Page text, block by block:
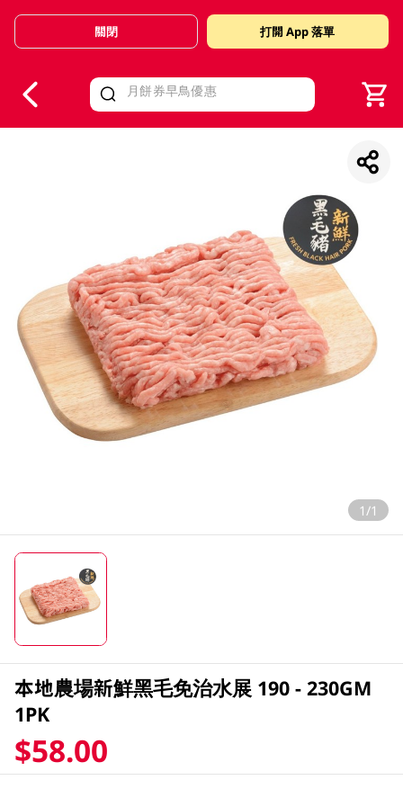
Valid Until 30 June 2026
關閉 打開 App 落單
1/1
本地農場新鮮黑毛免治水展 190 - 230GM
1PK
$58.00